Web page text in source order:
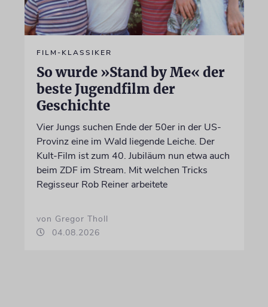
FILM-KLASSIKER
So wurde »Stand by Me« der
beste Jugendfilm der
Geschichte
Vier Jungs suchen Ende der 50er in der US-
Provinz eine im Wald liegende Leiche. Der
Kult-Film ist zum 40. Jubiläum nun etwa auch
beim ZDF im Stream. Mit welchen Tricks
Regisseur Rob Reiner arbeitete
von Gregor Tholl
04.08.2026